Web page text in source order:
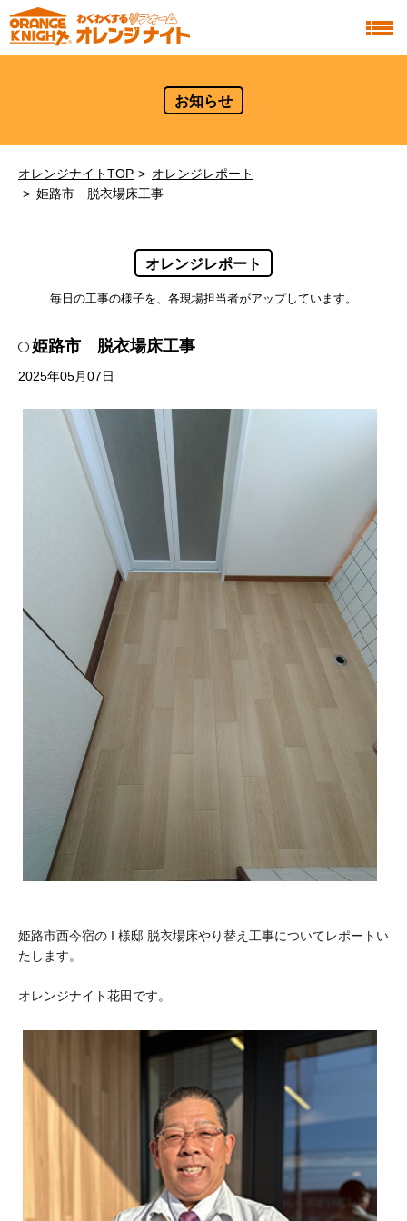
お知らせ
オレンジナイトTOP
オレンジレポート
姫路市 脱衣場床工事
オレンジレポート
毎日の工事の様子を、各現場担当者がアップしています。
姫路市 脱衣場床工事
2025年05月07日
姫路市西今宿の I 様邸 脱衣場床やり替え工事についてレポートい
たします。
オレンジナイト花田です。